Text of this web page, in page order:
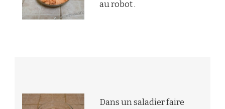
au robot .
Dans un saladier faire